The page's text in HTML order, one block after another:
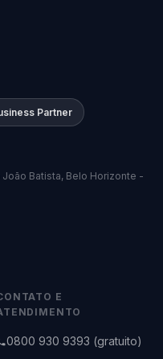
Partner
João Batista, Belo Horizonte -
E
0800 930 9393 (gratuito)